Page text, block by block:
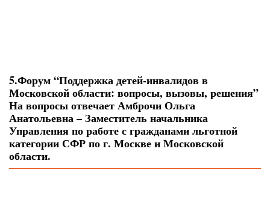
5.Форум “Поддержка детей-инвалидов в
Московской области: вопросы, вызовы, решения”
На вопросы отвечает Амброчи Ольга
Анатольевна – Заместитель начальника
Управления по работе с гражданами льготной
категории СФР по г. Москве и Московской
области.